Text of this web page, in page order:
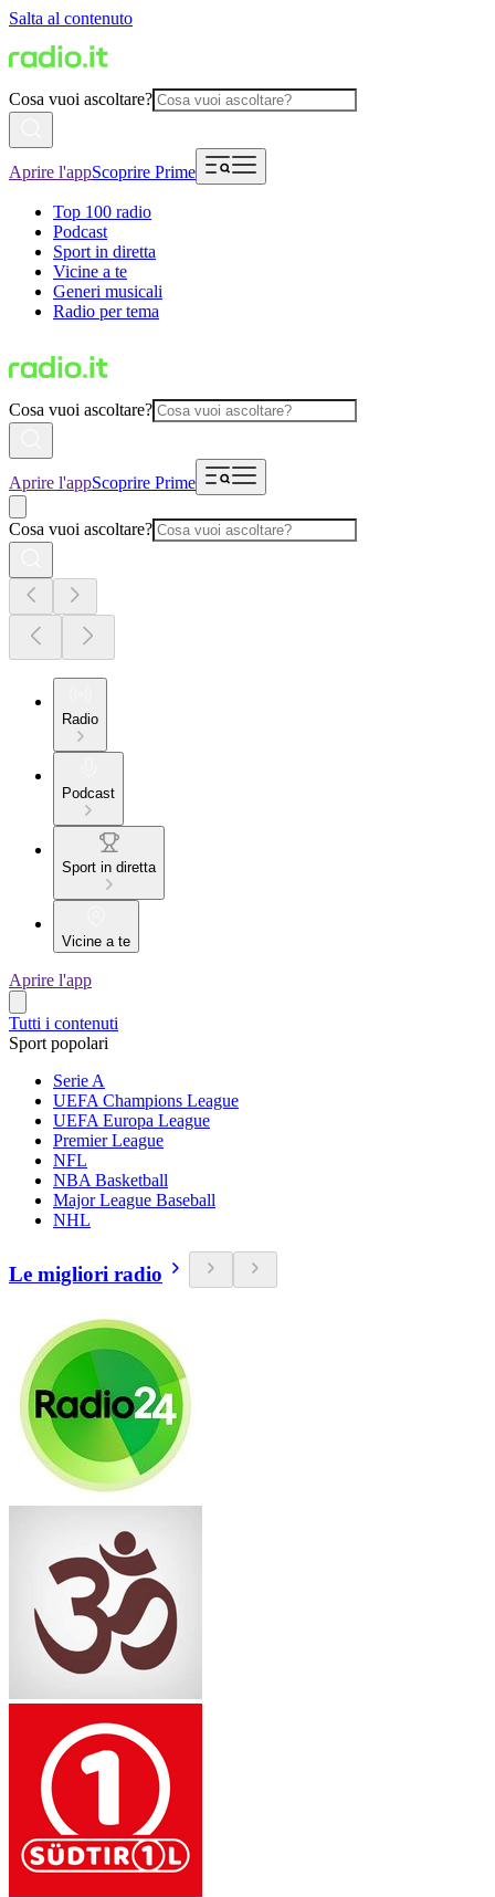
Salta al contenuto
Cosa vuoi ascoltare?
Aprire l'appScoprire Prime
Top 100 radio
Podcast
Sport in diretta
Vicine a te
Generi musicali
Radio per tema
Cosa vuoi ascoltare?
Aprire l'appScoprire Prime
Cosa vuoi ascoltare?
Radio
Podcast
Sport in diretta
Vicine a te
Aprire l'app
Tutti i contenuti
Sport popolari
Serie A
UEFA Champions League
UEFA Europa League
Premier League
NFL
NBA Basketball
Major League Baseball
NHL
Le migliori radio